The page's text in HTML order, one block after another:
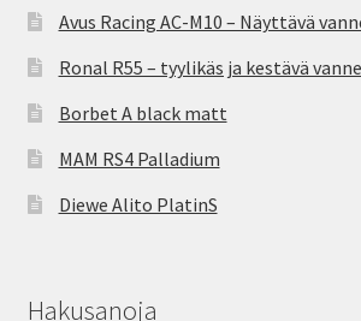
Avus Racing AC-M10 – Näyttävä
Ronal R55 – tyylikäs ja kestävä
Borbet A black matt
MAM RS4 Palladium
Diewe Alito PlatinS
Hakusanoja